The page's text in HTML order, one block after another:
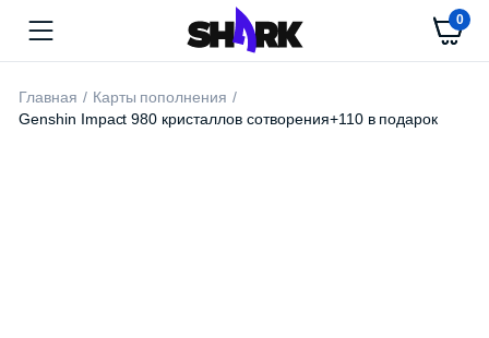
0
Главная
Карты пополнения
Genshin Impact 980 кристаллов сотворения+110 в подарок